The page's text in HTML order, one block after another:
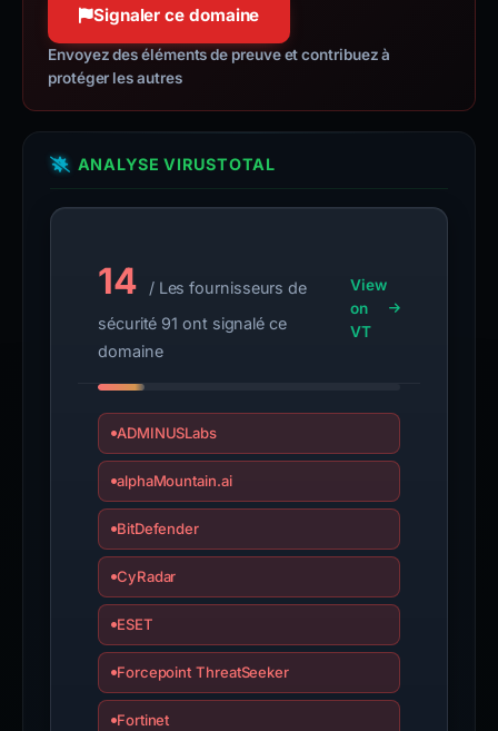
Signaler ce domaine
Envoyez des éléments de preuve et contribuez à
protéger les autres
ANALYSE VIRUSTOTAL
14
/ Les fournisseurs de
sécurité 91 ont signalé ce
domaine
View
on
VT
ADMINUSLabs
alphaMountain.ai
BitDefender
CyRadar
ESET
Forcepoint ThreatSeeker
Fortinet